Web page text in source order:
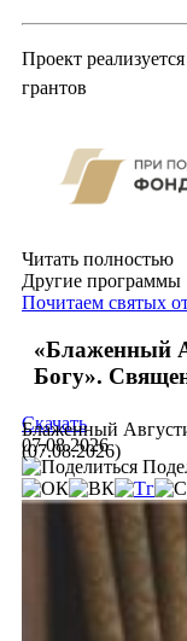
Проект
грантов
Читать полностью
Другие программы
Почитаем святых
«Блаженный
Богу».
Блаженный
(07.08.2026)
Скачать
07.08.2026